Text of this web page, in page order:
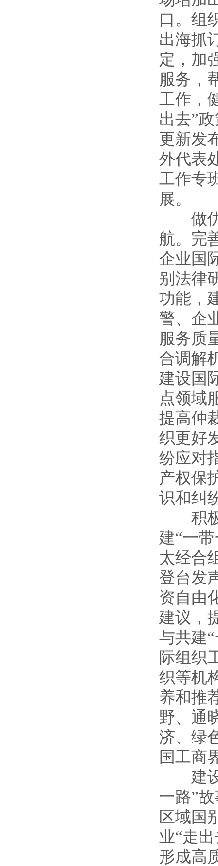
口。组
出海抓
定，加
服务，
工作，
出去”
更新发
外代表
工作专
展。
做优
航。完
企业国
别法律
功能，
警、企
服务质
合调解
建设国
点领域
提高仲
织更好
纷应对
产权保
识和纠
积极
建“一
太经合
登台发
资自由
建议，
与共建
际组织
织等机
养和推
野、通
济、绿
国工商
建设
一路”
区域国
业“走
形成高